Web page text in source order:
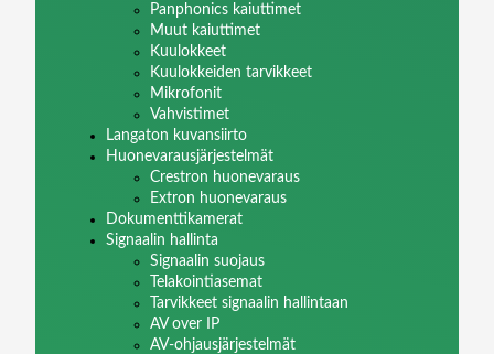
Panphonics kaiuttimet
Muut kaiuttimet
Kuulokkeet
Kuulokkeiden tarvikkeet
Mikrofonit
Vahvistimet
Langaton kuvansiirto
Huonevarausjärjestelmät
Crestron huonevaraus
Extron huonevaraus
Dokumenttikamerat
Signaalin hallinta
Signaalin suojaus
Telakointiasemat
Tarvikkeet signaalin hallintaan
AV over IP
AV-ohjausjärjestelmät